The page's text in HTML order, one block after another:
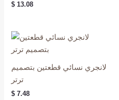
$ 13.08
لانجري نسائي قطعتين بتصميم
ترتر
$ 7.48